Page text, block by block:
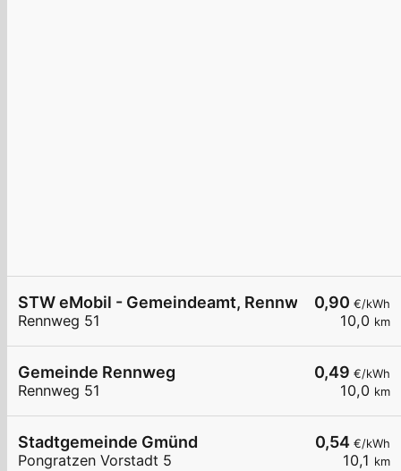
0,90 €/kWh
10,0 km
STW eMobil - Gemeindeamt, Rennweg
Rennweg 51
0,49 €/kWh
10,0 km
Gemeinde Rennweg
Rennweg 51
0,54 €/kWh
10,1 km
Stadtgemeinde Gmünd
Pongratzen Vorstadt 5